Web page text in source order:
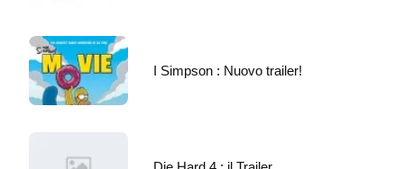
I Simpson : Nuovo trailer!